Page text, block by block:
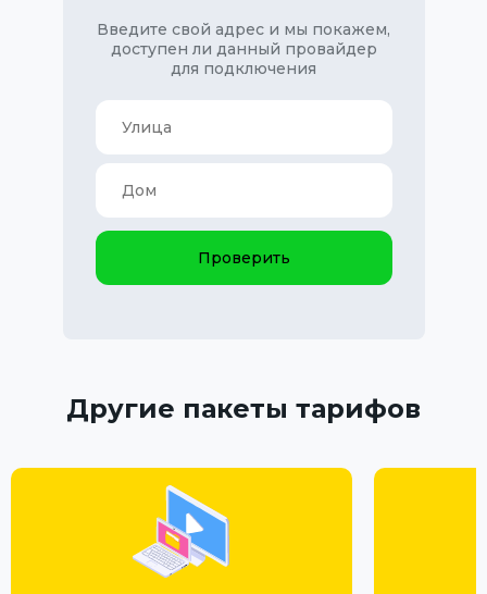
Введите свой адрес и мы покажем,
доступен ли данный провайдер
для подключения
Проверить
Другие пакеты тарифов